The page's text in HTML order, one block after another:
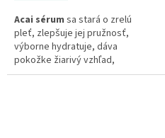
Acai sérum sa stará o zrelú
pleť, zlepšuje jej pružnosť,
výborne hydratuje, dáva
pokožke žiarivý vzhľad,
regeneruje poškodené a